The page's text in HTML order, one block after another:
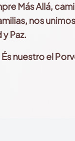
Más Allá,
nos
Paz.
nuestro el